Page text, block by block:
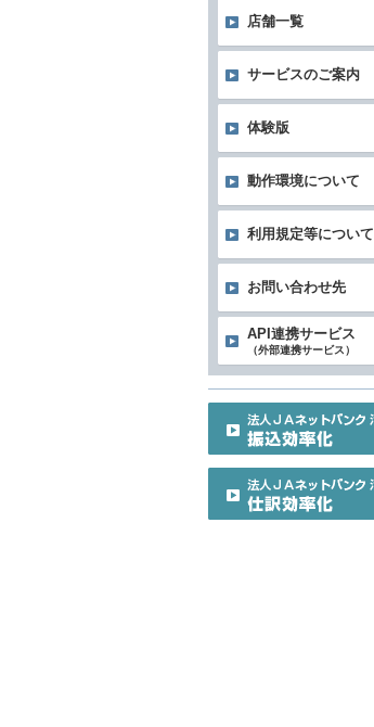
店舗一覧
サービスのご案内
体験版
動作環境について
利用規定等について
お問い合わせ先
API連携サービス
（外部連携サービス）